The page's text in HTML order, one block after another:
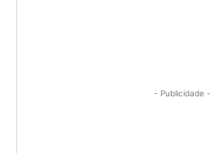
- Publicidade -